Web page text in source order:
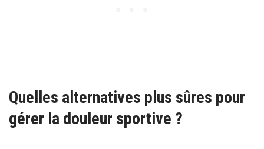
Quelles alternatives plus sûres pour
gérer la douleur sportive ?